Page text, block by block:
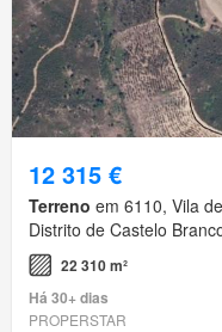
12 315 €
Terreno em 6110, Vila
Distrito de Castelo
22 310 m²
Há 30+ dias
PROPERSTAR